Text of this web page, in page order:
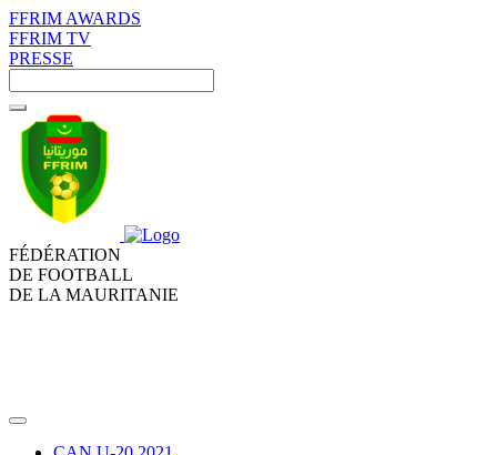
FFRIM AWARDS
FFRIM TV
PRESSE
FÉDÉRATION
DE FOOTBALL
DE LA MAURITANIE